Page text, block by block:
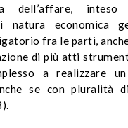
dell’affare, inteso
natura economica
fra le parti,
di più atti
a realizzare
se con pluralità